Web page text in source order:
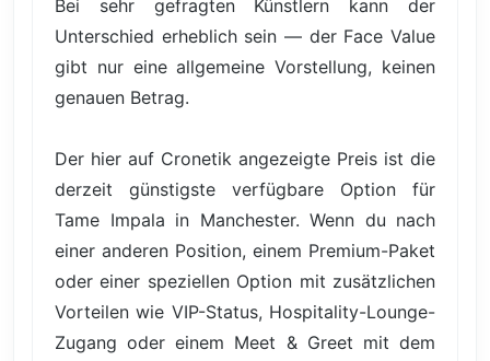
Bei sehr gefragten Künstlern kann der
Unterschied erheblich sein — der Face Value
gibt nur eine allgemeine Vorstellung, keinen
genauen Betrag.
Der hier auf Cronetik angezeigte Preis ist die
derzeit günstigste verfügbare Option für
Tame Impala in Manchester. Wenn du nach
einer anderen Position, einem Premium-Paket
oder einer speziellen Option mit zusätzlichen
Vorteilen wie VIP-Status, Hospitality-Lounge-
Zugang oder einem Meet & Greet mit dem